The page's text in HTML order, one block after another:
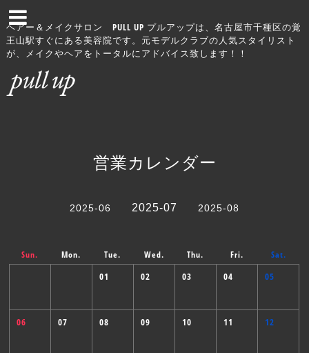
ヘアー＆メイクサロン PULL UP プルアップは、名古屋市千種区の覚
王山駅すぐにある美容院です。元モデルクラブの人気スタイリスト
が、メイクやヘアをトータルにアドバイス致します！！
営業カレンダー
2025-06 2025-07 2025-08
Sun. Mon. Tue. Wed. Thu. Fri. Sat.
01 02 03 04 05
06 07 08 09 10 11 12